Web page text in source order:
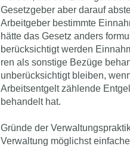
Gesetzgeber aber darauf
Arbeitge­ber bestimmte
hätte das Gesetz anders
berücksichtigt werden
ren als sonstige Bezüge
unberücksichtigt bleiben,
Arbeitsentgelt zählende
behandelt hat.
Gründe der
Verwaltung möglichst